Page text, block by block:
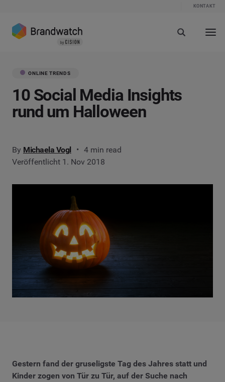
KONTAKT
ONLINE TRENDS
10 Social Media Insights
rund um Halloween
By Michaela Vogl
4 min read
Veröffentlicht 1. Nov 2018
Gestern fand der gruseligste Tag des Jahres statt und
Kinder zogen von Tür zu Tür, auf der Suche nach